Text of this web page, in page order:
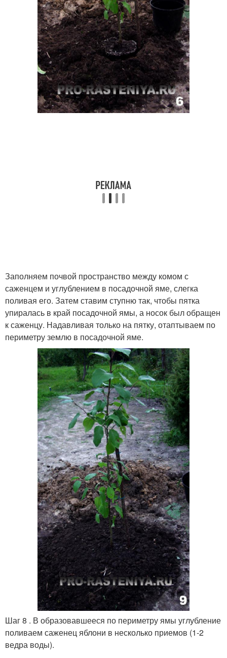
Заполняем почвой пространство между комом с
саженцем и углублением в посадочной яме, слегка
поливая его. Затем ставим ступню так, чтобы пятка
упиралась в край посадочной ямы, а носок был обращен
к саженцу. Надавливая только на пятку, отаптываем по
периметру землю в посадочной яме.
Шаг 8 . В образовавшееся по периметру ямы углубление
поливаем саженец яблони в несколько приемов (1-2
ведра воды).